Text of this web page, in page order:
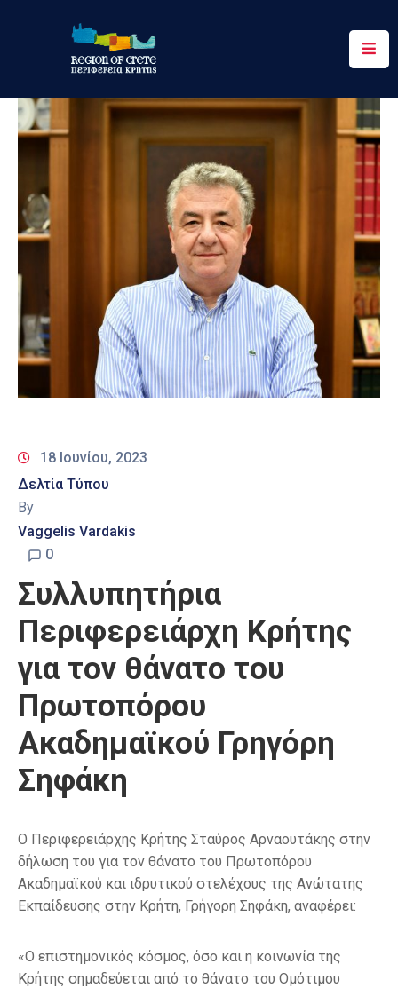
Περιφέρεια
Ενημέρωση
Δράσεις
Ψηφιακές
Επικοινωνία
18 Ιουνίου, 2023
Δελτία Τύπου
By
Vaggelis Vardakis
0
Συλλυπητήρια
Περιφερειάρχη Κρήτης
για τον θάνατο του
Πρωτοπόρου
Ακαδημαϊκού Γρηγόρη
Σηφάκη
Ο Περιφερειάρχης Κρήτης Σταύρος Αρναουτάκης στην
δήλωση του για τον θάνατο του Πρωτοπόρου
Ακαδημαϊκού και ιδρυτικού στελέχους της Ανώτατης
Εκπαίδευσης στην Κρήτη, Γρήγορη Σηφάκη, αναφέρει:
«Ο επιστημονικός κόσμος, όσο και η κοινωνία της
Κρήτης σημαδεύεται από το θάνατο του Ομότιμου